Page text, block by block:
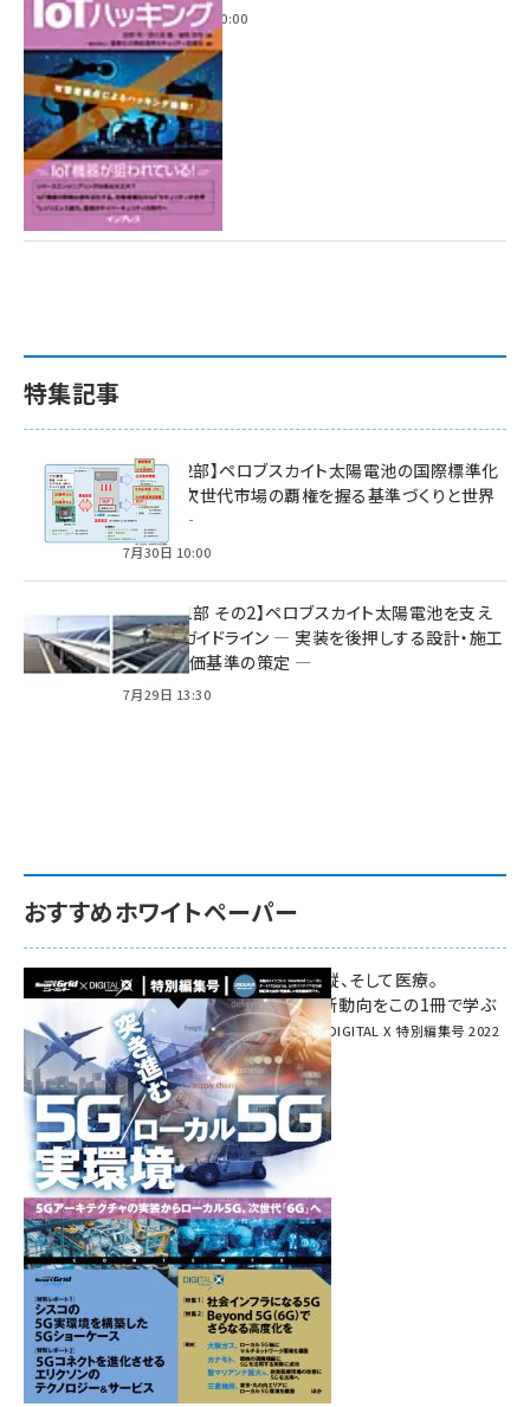
2022年6月14日 0:00
特集記事
特集【第2部】ペロブスカイト太陽電池の国際標準化
戦略 ― 次世代市場の覇権を握る基準づくりと世界
の動向 ―
7月30日 10:00
特集【第1部 その2】ペロブスカイト太陽電池を支え
る2つのガイドライン ― 実装を後押しする設計・施工
方針と評価基準の策定 ―
7月29日 13:30
おすすめホワイトペーパー
環境対策、建機の遠隔操縦、そして医療。
次世代通信規格「5G」最新動向をこの1冊で学ぶ
SmartGrid ニューズレター × DIGITAL X 特別編集号 2022
Summer